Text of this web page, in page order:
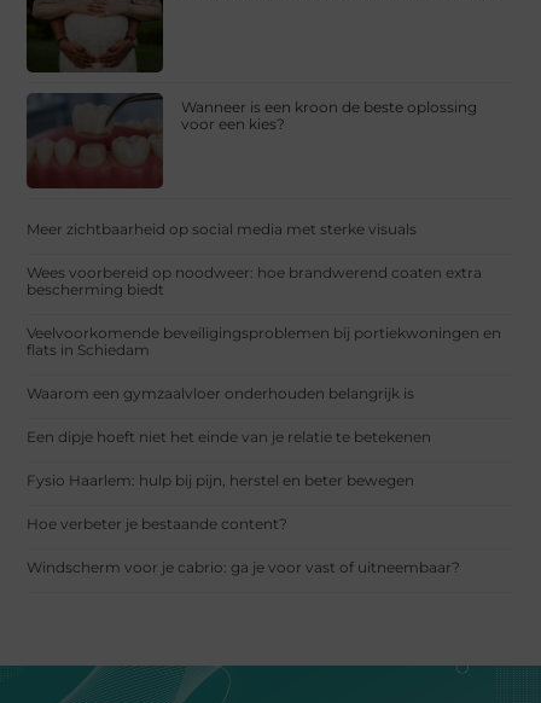
Wanneer is een kroon de beste oplossing
voor een kies?
Meer zichtbaarheid op social media met sterke visuals
Wees voorbereid op noodweer: hoe brandwerend coaten extra
bescherming biedt
Veelvoorkomende beveiligingsproblemen bij portiekwoningen en
flats in Schiedam
Waarom een gymzaalvloer onderhouden belangrijk is
Een dipje hoeft niet het einde van je relatie te betekenen
Fysio Haarlem: hulp bij pijn, herstel en beter bewegen
Hoe verbeter je bestaande content?
Windscherm voor je cabrio: ga je voor vast of uitneembaar?